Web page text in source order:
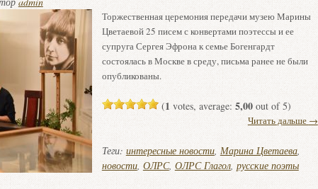
Торжественная церемония передачи музею Марины
Цветаевой 25 писем с конвертами поэтессы и ее
супруга Сергея Эфрона к семье Богенгардт
состоялась в Москве в среду, письма ранее не были
опубликованы.
(1 votes, average: 5,00out of 5)
Читать дальше →
Теги: интересные новости, Марина Цветаева,
новости, ОЛРС, ОЛРС Глагол, русские поэты